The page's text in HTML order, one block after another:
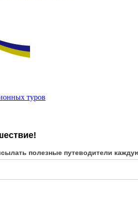
туров
полезные путеводители